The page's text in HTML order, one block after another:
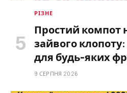
РІЗНЕ
Простий компот
зайвого
для будь-яких
9 СЕРПНЯ 2026